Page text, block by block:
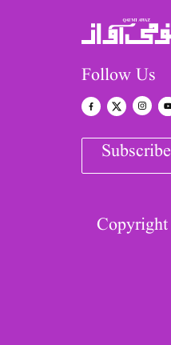
Follow Us
Subscribe
Copyright